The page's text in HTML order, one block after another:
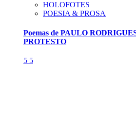
HOLOFOTES
POESIA & PROSA
Poemas de PAULO
PROTESTO
5 5